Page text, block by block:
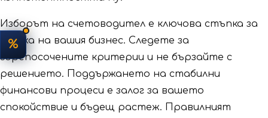
Изборът на счетоводител е ключова стъпка за
успеха на вашия бизнес. Следете за
горепосочените критерии и не бързайте с
решението. Поддържането на стабилни
финансови процеси е залог за вашето
спокойствие и бъдещ растеж. Правилният
%